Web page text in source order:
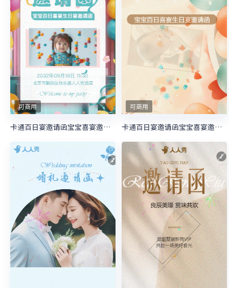
可商用
卡通百日宴邀请函宝宝喜宴邀请函生日邀请函
可商用
卡通百日宴邀请函宝宝喜宴邀请函生日邀请函